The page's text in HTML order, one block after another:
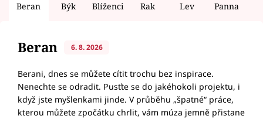
Beran Býk Blíženci Rak Lev Panna
Beran 6. 8. 2026
Berani, dnes se můžete cítit trochu bez inspirace.
Nenechte se odradit. Pusťte se do jakéhokoli projektu, i
když jste myšlenkami jinde. V průběhu „špatné“ práce,
kterou můžete zpočátku chrlit, vám múza jemně přistane